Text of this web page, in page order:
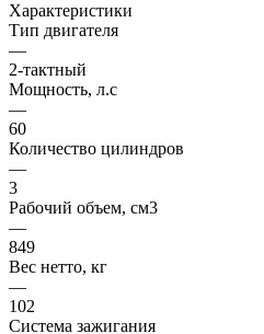
Характеристики
Тип двигателя
—
2-тактный
Мощность, л.с
—
60
Количество цилиндров
—
3
Рабочий объем, см3
—
849
Вес нетто, кг
—
102
Система зажигания